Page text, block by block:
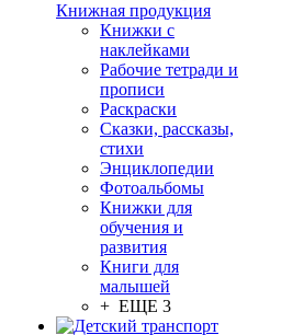
Книжная продукция
Книжки с
наклейками
Рабочие тетради и
прописи
Раскраски
Сказки, рассказы,
стихи
Энциклопедии
Фотоальбомы
Книжки для
обучения и
развития
Книги для
малышей
+ ЕЩЕ 3